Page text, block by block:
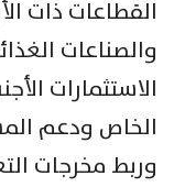
القطاعات ذات
والصناعات
الاستثمارات
الخاص ودعم
وربط مخرجات